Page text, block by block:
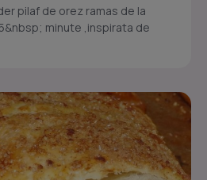
pilaf de orez ramas de la
minute ,inspirata de